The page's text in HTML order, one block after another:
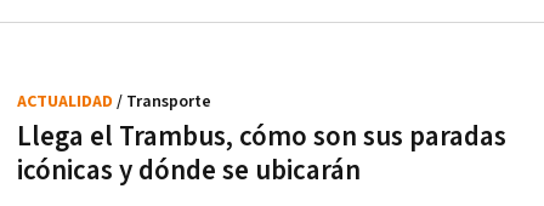
Llega el Trambus, cómo son sus paradas
icónicas y dónde se ubicarán
ACTUALIDAD / Transporte